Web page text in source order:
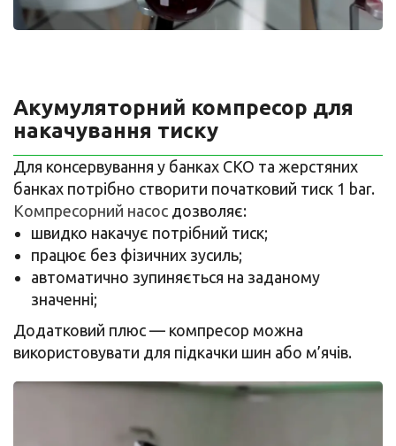
Акумуляторний компресор для
накачування тиску
Для консервування у банках СКО та жерстяних
банках потрібно створити початковий тиск 1 bar.
Компресорний насос дозволяє:
швидко накачує потрібний тиск;
працює без фізичних зусиль;
автоматично зупиняється на заданому
значенні;
Додатковий плюс — компресор можна
використовувати для підкачки шин або м’ячів.